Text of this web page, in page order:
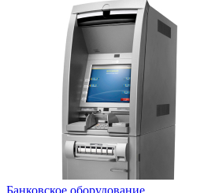
Банковское оборудование